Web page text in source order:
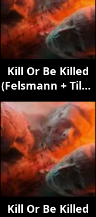
Kill Or Be Killed
(Felsmann + Tiley
Reinterpretation)
Kill Or Be Killed